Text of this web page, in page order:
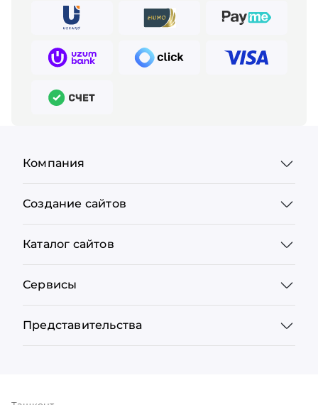
Компания
Создание сайтов
Каталог сайтов
Сервисы
Представительства